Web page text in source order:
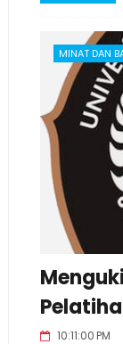
MINAT DAN
10:11:00 PM